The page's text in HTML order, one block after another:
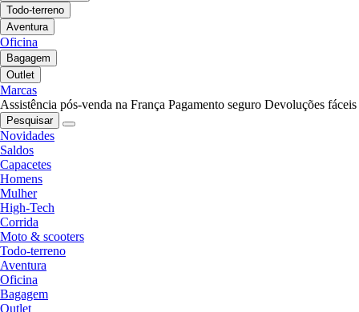
Todo-terreno
Aventura
Oficina
Bagagem
Outlet
Marcas
Assistência pós-venda na França Pagamento seguro Devoluções fáceis
Pesquisar
Novidades
Saldos
Capacetes
Homens
Mulher
High-Tech
Corrida
Moto & scooters
Todo-terreno
Aventura
Oficina
Bagagem
Outlet